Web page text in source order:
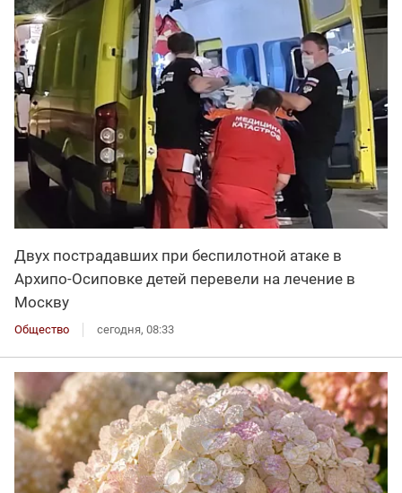
Двух пострадавших при беспилотной атаке в
Архипо-Осиповке детей перевели на лечение в
Москву
Общество сегодня, 08:33